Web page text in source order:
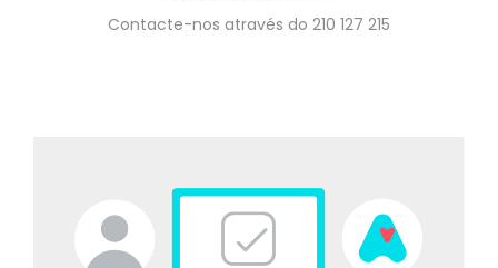
Contacte-nos através do 210 127 215